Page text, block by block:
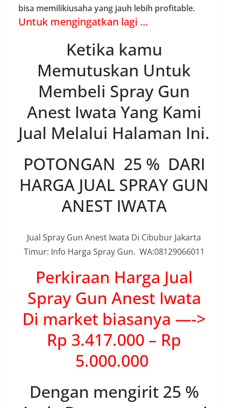
bisa memilikiusaha yang jauh lebih profitable.
Untuk mengingatkan lagi …
Ketika kamu
Memutuskan Untuk
Membeli Spray Gun
Anest Iwata Yang Kami
Jual Melalui Halaman Ini.
POTONGAN 25 % DARI
HARGA JUAL SPRAY GUN
ANEST IWATA
Jual Spray Gun Anest Iwata Di Cibubur Jakarta
Timur: Info Harga Spray Gun. WA:08129066011
Perkiraan Harga Jual
Spray Gun Anest Iwata
Di market biasanya —->
Rp 3.417.000 – Rp
5.000.000
Dengan mengirit 25 %